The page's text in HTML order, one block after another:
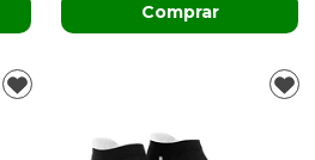
Comprar